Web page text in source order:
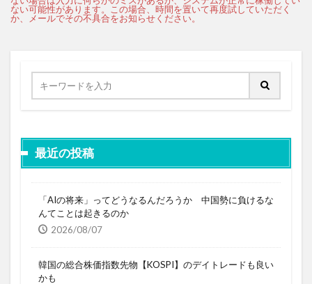
最近の投稿
「AIの将来」ってどうなるんだろうか 中国勢に負けるな
んてことは起きるのか
2026/08/07
韓国の総合株価指数先物【KOSPI】のデイトレードも良い
かも